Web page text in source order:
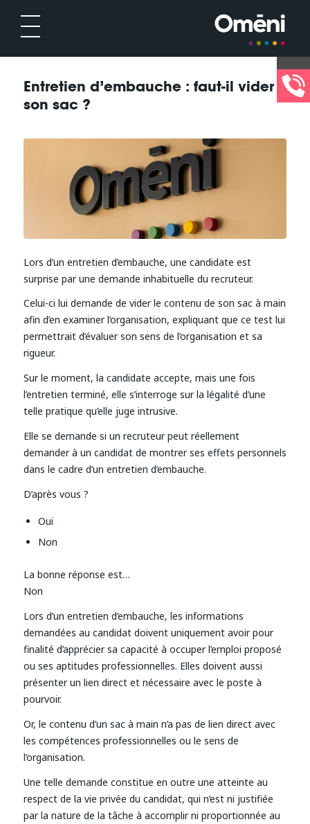
Entretien d’embauche : faut-il vider
son sac ?
Lors d’un entretien d’embauche, une candidate est
surprise par une demande inhabituelle du recruteur.
Celui-ci lui demande de vider le contenu de son sac à main
afin d’en examiner l’organisation, expliquant que ce test lui
permettrait d’évaluer son sens de l’organisation et sa
rigueur.
Sur le moment, la candidate accepte, mais une fois
l’entretien terminé, elle s’interroge sur la légalité d’une
telle pratique qu’elle juge intrusive.
Elle se demande si un recruteur peut réellement
demander à un candidat de montrer ses effets personnels
dans le cadre d’un entretien d’embauche.
D’après vous ?
Oui
Non
La bonne réponse est…
Non
Lors d’un entretien d’embauche, les informations
demandées au candidat doivent uniquement avoir pour
finalité d’apprécier sa capacité à occuper l’emploi proposé
ou ses aptitudes professionnelles. Elles doivent aussi
présenter un lien direct et nécessaire avec le poste à
pourvoir.
Or, le contenu d’un sac à main n’a pas de lien direct avec
les compétences professionnelles ou le sens de
l’organisation.
Une telle demande constitue en outre une atteinte au
respect de la vie privée du candidat, qui n’est ni justifiée
par la nature de la tâche à accomplir ni proportionnée au